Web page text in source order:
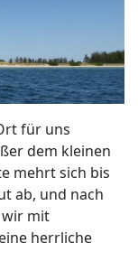
für uns
dem kleinen
mehrt sich bis
ab, und nach
wir mit
herrliche